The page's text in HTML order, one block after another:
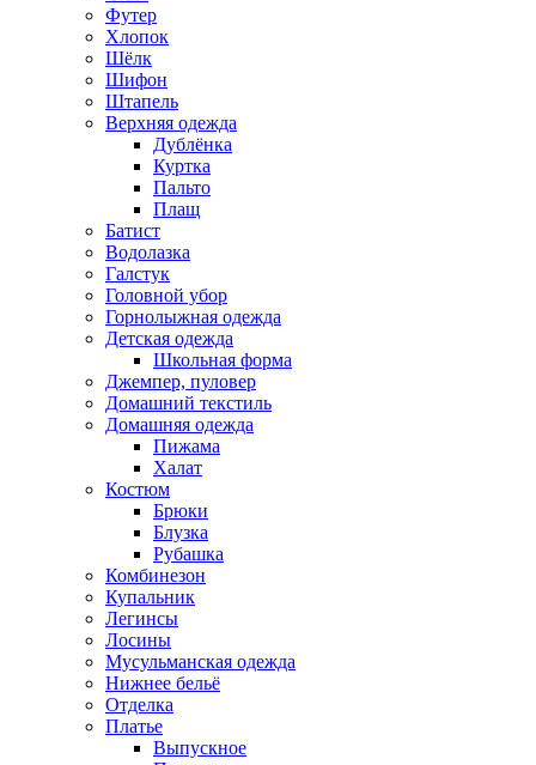
Футер
Хлопок
Шёлк
Шифон
Штапель
Верхняя одежда
Дублёнка
Куртка
Пальто
Плащ
Батист
Водолазка
Галстук
Головной убор
Горнолыжная одежда
Детская одежда
Школьная форма
Джемпер, пуловер
Домашний текстиль
Домашняя одежда
Пижама
Халат
Костюм
Брюки
Блузка
Рубашка
Комбинезон
Купальник
Легинсы
Лосины
Мусульманская одежда
Нижнее бельё
Отделка
Платье
Выпускное